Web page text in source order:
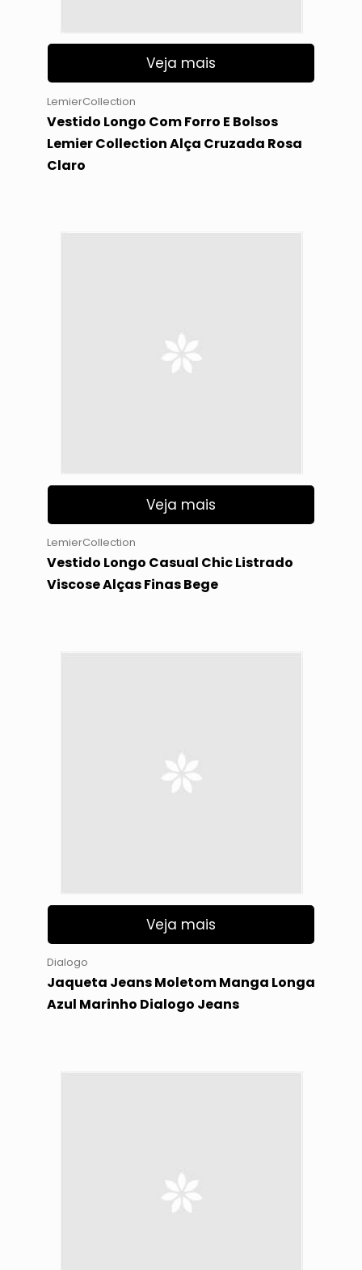
Veja mais
LemierCollection
Vestido Longo Com Forro E Bolsos
Lemier Collection Alça Cruzada Rosa
Claro
Veja mais
LemierCollection
Vestido Longo Casual Chic Listrado
Viscose Alças Finas Bege
Veja mais
Dialogo
Jaqueta Jeans Moletom Manga Longa
Azul Marinho Dialogo Jeans